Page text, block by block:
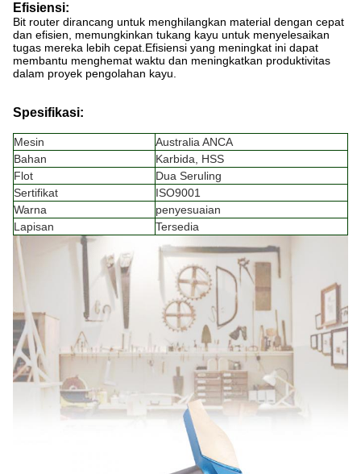
Efisiensi:
Bit router dirancang untuk menghilangkan material dengan cepat
dan efisien, memungkinkan tukang kayu untuk menyelesaikan
tugas mereka lebih cepat.Efisiensi yang meningkat ini dapat
membantu menghemat waktu dan meningkatkan produktivitas
dalam proyek pengolahan kayu.
Spesifikasi:
Mesin
Australia ANCA
Bahan
Karbida, HSS
Flot
Dua Seruling
Sertifikat
ISO9001
Warna
penyesuaian
Lapisan
Tersedia